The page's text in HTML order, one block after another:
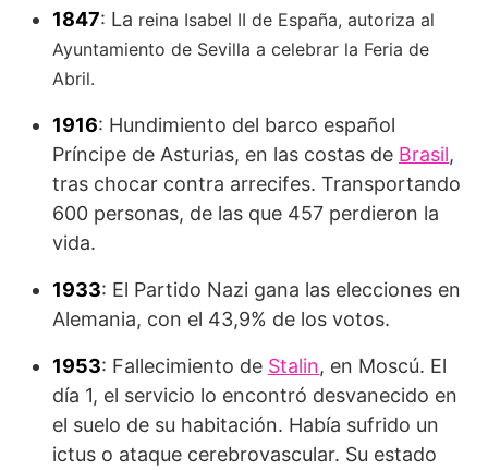
1847: La reina Isabel II de España, autoriza al
Ayuntamiento de Sevilla a celebrar la Feria de
Abril.
1916: Hundimiento del barco español
Príncipe de Asturias, en las costas de Brasil,
tras chocar contra arrecifes. Transportando
600 personas, de las que 457 perdieron la
vida.
1933: El Partido Nazi gana las elecciones en
Alemania, con el 43,9% de los votos.
1953: Fallecimiento de Stalin, en Moscú. El
día 1, el servicio lo encontró desvanecido en
el suelo de su habitación. Había sufrido un
ictus o ataque cerebrovascular. Su estado